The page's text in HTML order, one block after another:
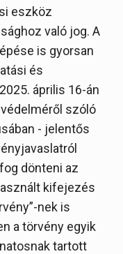
eszköz
való jog. A
is gyorsan
és
április 16-án
szóló
- jelentős
dönteni az
kifejezés
nek is
a törvény egyik
tartott